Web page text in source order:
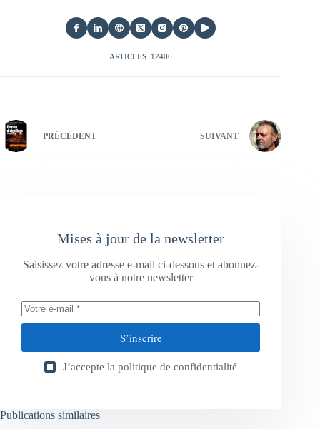
ARTICLES: 12406
PRÉCÉDENT SUIVANT
Mises à jour de la newsletter
Saisissez votre adresse e-mail ci-dessous et abonnez-
vous à notre newsletter
S’inscrire
J’accepte la politique de confidentialité
Publications similaires